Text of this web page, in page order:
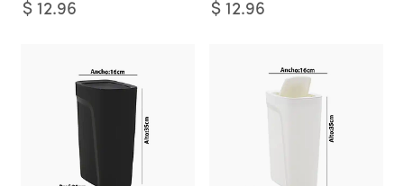
$ 12.96 $ 12.96